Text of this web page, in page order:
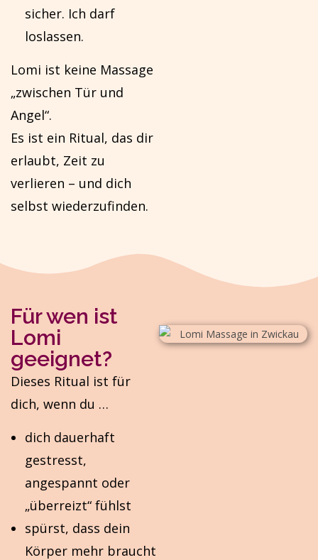
sicher. Ich darf
loslassen.
Lomi ist keine Massage
„zwischen Tür und
Angel“.
Es ist ein Ritual, das dir
erlaubt, Zeit zu
verlieren – und dich
selbst wiederzufinden.
Für wen ist
Lomi
geeignet?
Dieses Ritual ist für
dich, wenn du …
dich dauerhaft
gestresst,
angespannt oder
„überreizt“ fühlst
spürst, dass dein
Körper mehr braucht